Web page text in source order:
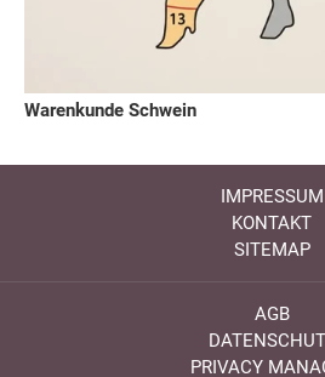
Warenkunde Schwein
IMPRESSUM
KONTAKT
SITEMAP
AGB
PRIVACY